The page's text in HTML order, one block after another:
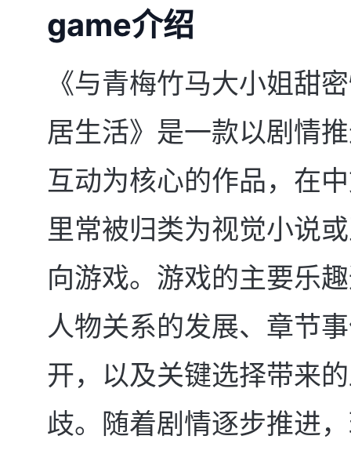
game介绍
《与青梅竹马大小姐甜
居生活》是一款以剧情
互动为核心的作品，在
里常被归类为视觉小说
向游戏。游戏的主要乐
人物关系的发展、章节
开，以及关键选择带来
歧。随着剧情逐步推进